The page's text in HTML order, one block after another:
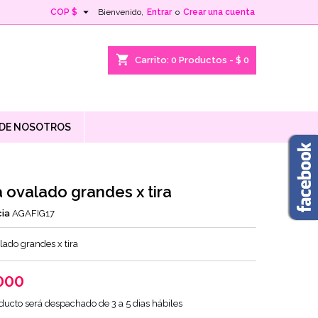
Bienvenido, Entrar o Crear una cuenta
COP $ 
shopping_cart Carrito: 0 Productos - $ 0
NOSOTROS
ovalado grandes x tira
AGAFIG17
grandes x tira
será despachado de 3 a 5 dias hábiles